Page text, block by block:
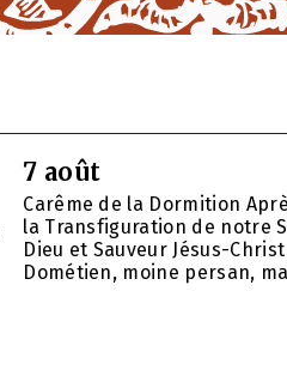
7 août
Carême de la Dormition
la Transfiguration de notre
Dieu et Sauveur Jésus-
Dométien, moine persan,